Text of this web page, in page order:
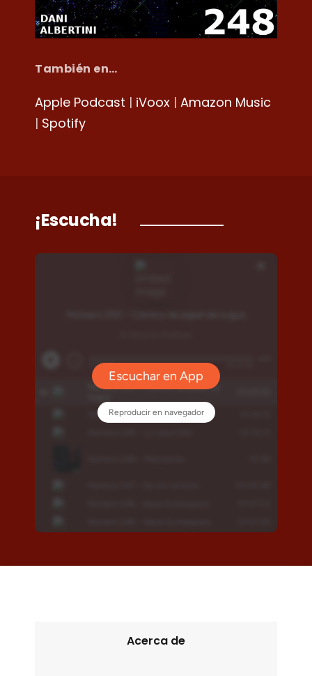
También en…
Apple Podcast | iVoox | Amazon Music
| Spotify
¡Escucha!
Acerca de